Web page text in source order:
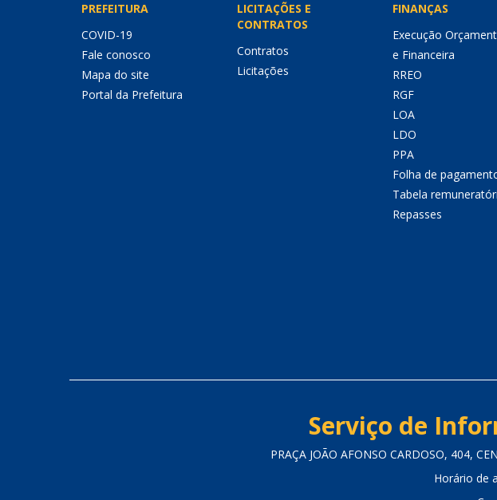
PREFEITURA
COVID-19
Fale conosco
Mapa do site
Portal da Prefeitura
LICITAÇÕES E
CONTRATOS
Contratos
Licitações
FINANÇAS
Execução
e Financeira
RREO
RGF
LOA
LDO
PPA
Folha de
Tabela
Repasses
Serviço de
PRAÇA JOÃO AFONSO CARDOSO, 404,
Horário de